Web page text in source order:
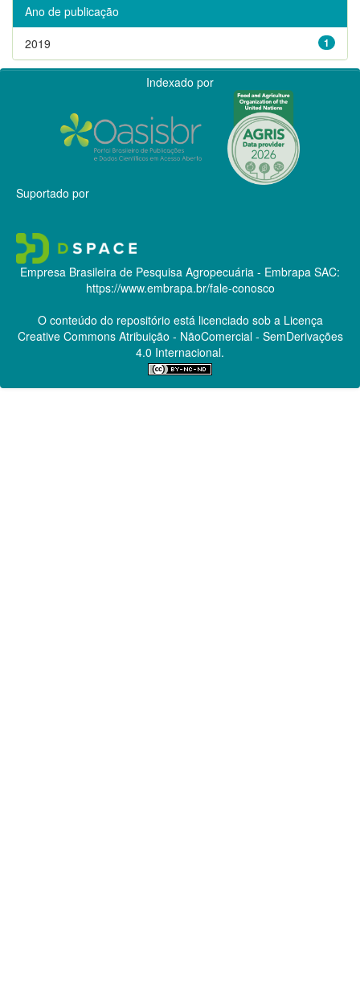
Ano de publicação
1
2019
Indexado por
Suportado por
Empresa Brasileira de Pesquisa Agropecuária - Embrapa SAC:
https://www.embrapa.br/fale-conosco
O conteúdo do repositório está licenciado sob a Licença
Creative CommonsAtribuição - NãoComercial - SemDerivações
4.0 Internacional.